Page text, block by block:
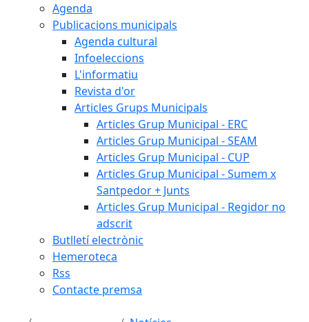
Agenda
Publicacions municipals
Agenda cultural
Infoeleccions
L'informatiu
Revista d'or
Articles Grups Municipals
Articles Grup Municipal - ERC
Articles Grup Municipal - SEAM
Articles Grup Municipal - CUP
Articles Grup Municipal - Sumem x
Santpedor + Junts
Articles Grup Municipal - Regidor no
adscrit
Butlletí electrònic
Hemeroteca
Rss
Contacte premsa